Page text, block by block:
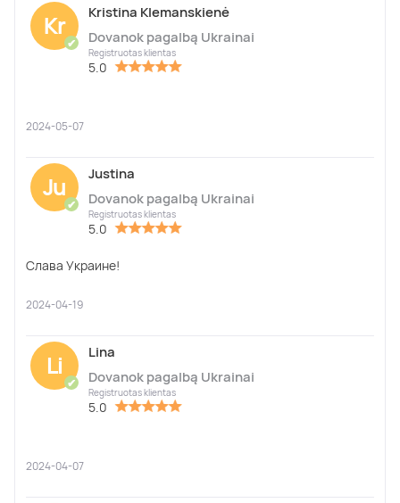
Kr
✔
Kristina Klemanskienė
Dovanok pagalbą Ukrainai
Registruotas klientas
5.0
2024-05-07
Ju
✔
Justina
Dovanok pagalbą Ukrainai
Registruotas klientas
5.0
Слава Украине!
2024-04-19
Li
✔
Lina
Dovanok pagalbą Ukrainai
Registruotas klientas
5.0
2024-04-07